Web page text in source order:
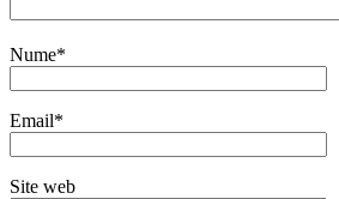
Nume*
Email*
Site web